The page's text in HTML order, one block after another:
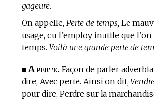
gageure.
On appelle,Perte de temps, Le
usage, ou l’employ inutile que l’on
temps.Voilà une grande perte de
■A perte. Façon de parler
dire, Avec perte. Ainsi on dit,
pour dire, Perdre sur la